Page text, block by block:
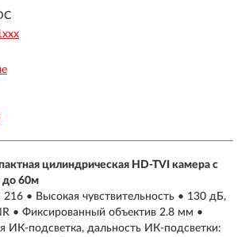
цилиндрическая HD-TVI камера с
до 60м
• Высокая чувствительность • 130 дБ,
• Фиксированный объектив 2.8 мм •
ИК-подсветка, дальность ИК-подсветки: